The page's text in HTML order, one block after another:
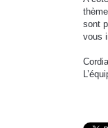
sont
vous